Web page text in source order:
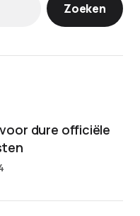
Zoeken
dure officiële